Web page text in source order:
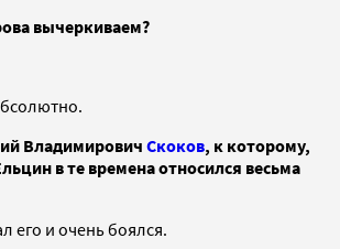
вычеркиваем?
Владимирович Скоков, к которому,
в те времена относился весьма
его и очень боялся.